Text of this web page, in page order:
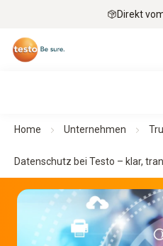
Direkt
Home Unternehmen
Datenschutz bei Testo – klar,